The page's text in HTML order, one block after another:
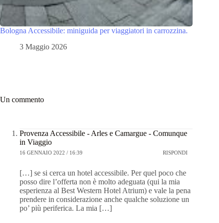
Bologna Accessibile: miniguida per viaggiatori in carrozzina.
3 Maggio 2026
Un commento
Provenza Accessibile - Arles e Camargue - Comunque
in Viaggio
16 GENNAIO 2022 / 16:39 RISPONDI
[…] se si cerca un hotel accessibile. Per quel poco che
posso dire l’offerta non è molto adeguata (qui la mia
esperienza al Best Western Hotel Atrium) e vale la pena
prendere in considerazione anche qualche soluzione un
po’ più periferica. La mia […]